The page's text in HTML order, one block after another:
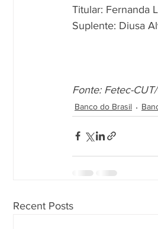
Titular: Fernanda
Suplente: Diusa
Fonte: Fetec-
Banco do Brasil
Recent Posts